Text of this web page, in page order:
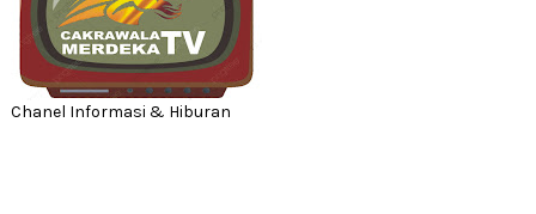
Chanel Informasi & Hiburan